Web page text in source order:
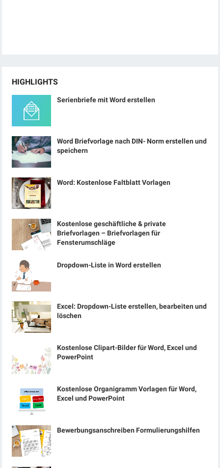
HIGHLIGHTS
Serienbriefe mit Word erstellen
Word Briefvorlage nach DIN- Norm erstellen und
speichern
Word: Kostenlose Faltblatt Vorlagen
Kostenlose geschäftliche & private
Briefvorlagen – Briefvorlagen für
Fensterumschläge
Dropdown-Liste in Word erstellen
Excel: Dropdown-Liste erstellen, bearbeiten und
löschen
Kostenlose Clipart-Bilder für Word, Excel und
PowerPoint
Kostenlose Organigramm Vorlagen für Word,
Excel und PowerPoint
Bewerbungsanschreiben Formulierungshilfen